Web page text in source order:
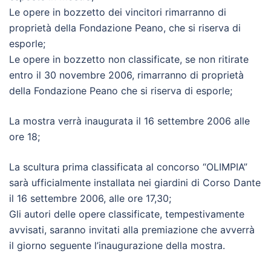
Le opere in bozzetto dei vincitori rimarranno di
proprietà della Fondazione Peano, che si riserva di
esporle;
Le opere in bozzetto non classificate, se non ritirate
entro il 30 novembre 2006, rimarranno di proprietà
della Fondazione Peano che si riserva di esporle;
La mostra verrà inaugurata il 16 settembre 2006 alle
ore 18;
La scultura prima classificata al concorso “OLIMPIA”
sarà ufficialmente installata nei giardini di Corso Dante
il 16 settembre 2006, alle ore 17,30;
Gli autori delle opere classificate, tempestivamente
avvisati, saranno invitati alla premiazione che avverrà
il giorno seguente l’inaugurazione della mostra.